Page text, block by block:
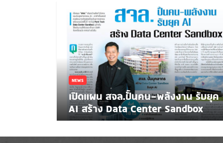
NEWS
เปิดแผน สจล.ปั้นคน-พลังงาน รับยุค
AI สร้าง Data Center Sandbox